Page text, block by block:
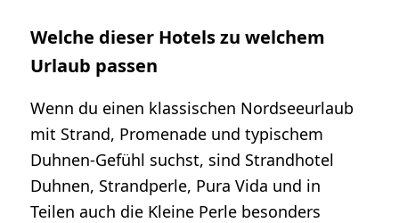
Welche dieser Hotels zu welchem
Urlaub passen
Wenn du einen klassischen Nordseeurlaub
mit Strand, Promenade und typischem
Duhnen-Gefühl suchst, sind Strandhotel
Duhnen, Strandperle, Pura Vida und in
Teilen auch die Kleine Perle besonders